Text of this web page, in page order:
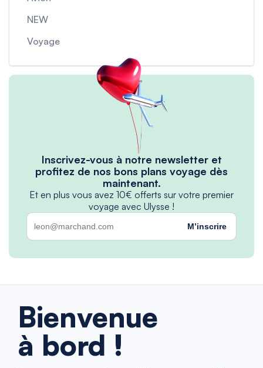
NEW
Voyage
Inscrivez-vous à notre newsletter et
profitez de nos bons plans voyage dès
maintenant.
Et en plus vous avez 10€ offerts sur votre premier
voyage avec Ulysse !
M’inscrire
Bienvenue
à bord !